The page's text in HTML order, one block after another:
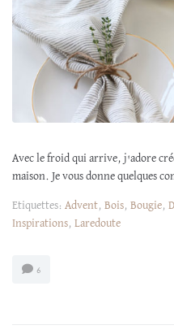
Avec le froid qui arrive, j'adore
maison. Je vous donne quelques
Etiquettes: Advent, Bois, Bougie,
Inspirations, Laredoute
6